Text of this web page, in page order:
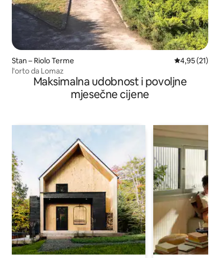
Stan – Riolo Terme Prosječna
4,95 (21)
l'orto da Lomaz
Maksimalna udobnost i povoljne
mjesečne cijene